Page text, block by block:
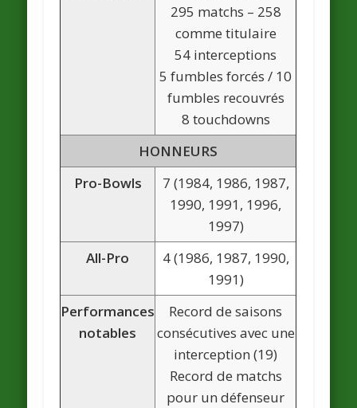
295 matchs – 258
comme titulaire
54 interceptions
5 fumbles forcés / 10
fumbles recouvrés
8 touchdowns
HONNEURS
Pro-Bowls
7 (1984, 1986, 1987,
1990, 1991, 1996,
1997)
All-Pro
4 (1986, 1987, 1990,
1991)
Performances
notables
Record de saisons
consécutives avec une
interception (19)
Record de matchs
pour un défenseur